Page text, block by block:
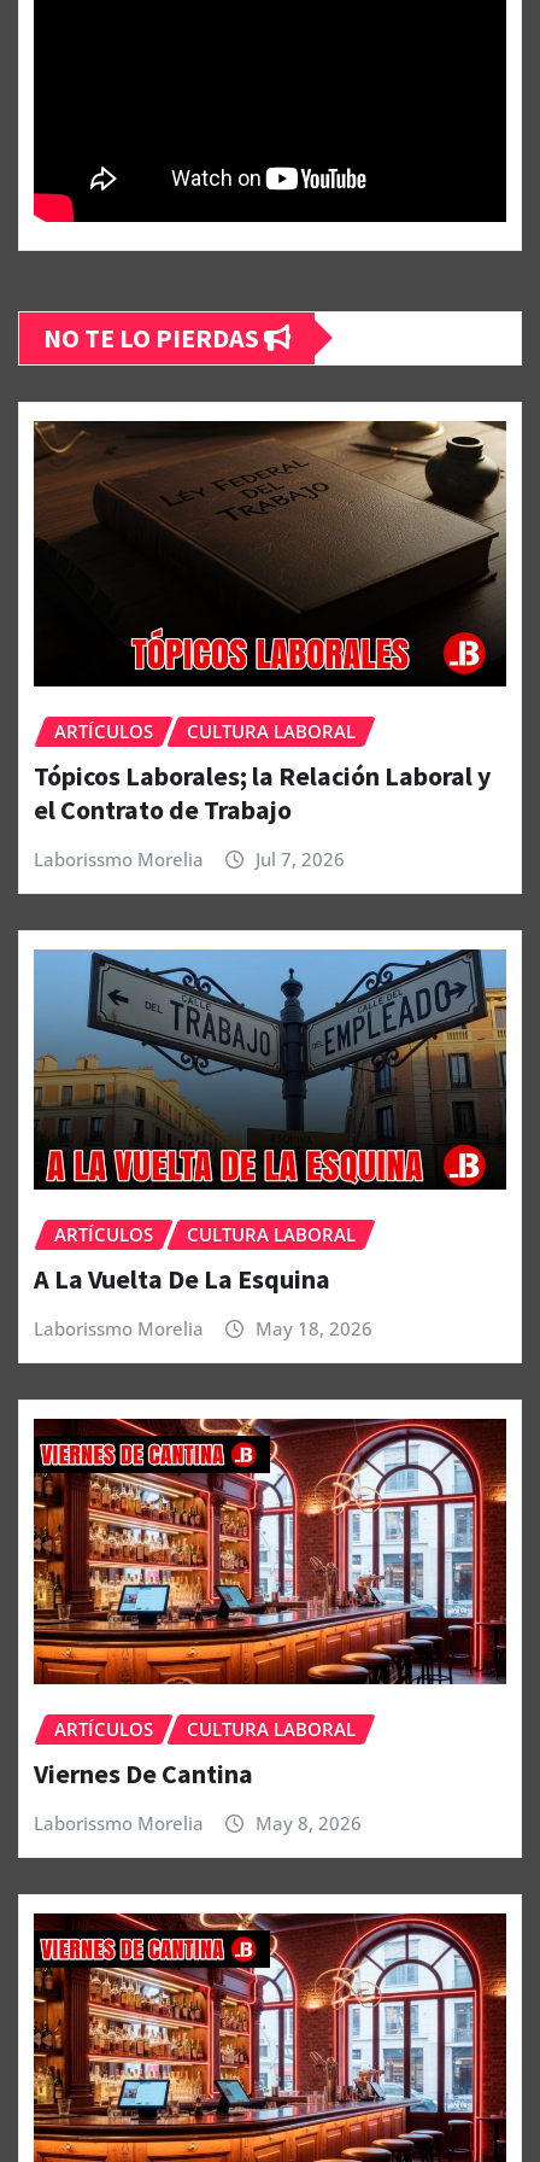
NO TE LO PIERDAS
ARTÍCULOS CULTURA LABORAL
Tópicos Laborales; la Relación Laboral y
el Contrato de Trabajo
Laborissmo Morelia Jul 7, 2026
ARTÍCULOS CULTURA LABORAL
A La Vuelta De La Esquina
Laborissmo Morelia May 18, 2026
ARTÍCULOS CULTURA LABORAL
Viernes De Cantina
Laborissmo Morelia May 8, 2026